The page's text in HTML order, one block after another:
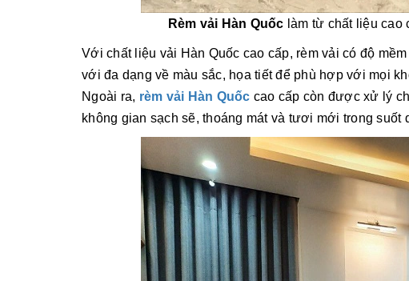
Rèm vải Hàn Quốc làm từ chất liệu
Với chất liệu vải Hàn Quốc cao cấp, rèm vải có độ
với đa dạng về màu sắc, họa tiết để phù hợp với mọi
Ngoài ra, rèm vải Hàn Quốc cao cấp còn được xử lý
không gian sạch sẽ, thoáng mát và tươi mới trong suốt